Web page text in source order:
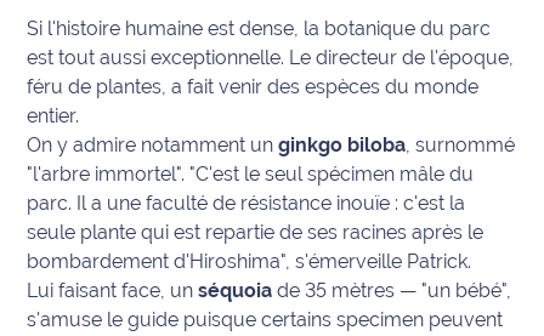
Si l'histoire humaine est dense, la botanique du parc
est tout aussi exceptionnelle. Le directeur de l'époque,
féru de plantes, a fait venir des espèces du monde
entier.
On y admire notamment unginkgo biloba, surnommé
"l'arbre immortel". "C'est le seul spécimen mâle du
parc. Il a une faculté de résistance inouïe : c'est la
seule plante qui est repartie de ses racines après le
bombardement d'Hiroshima", s'émerveille Patrick.
Lui faisant face, unséquoia de 35 mètres — "un bébé",
s'amuse le guide puisque certains specimen peuvent